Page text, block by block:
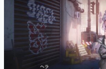
解説を掲載。約20
若ゲのいたり
『うつヌケ』『ペ
一先生によるゲー
なんでゲーム
ゲーム開発者・